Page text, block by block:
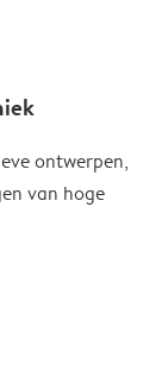
ontwerpen,
van hoge